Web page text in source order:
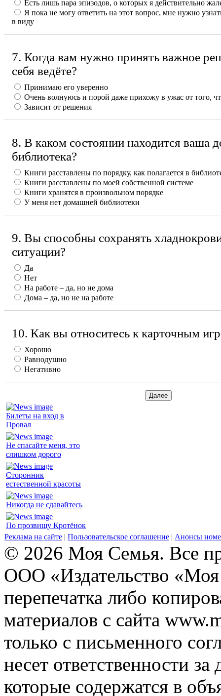
Есть лишь пара эпизодов, о которых я действительно
Я пока не могу ответить на этот вопрос, мне нужно
в виду
7. Когда вам нужно принять важное
себя ведёте?
Принимаю его уверенно
Очень волнуюсь и порой даже прихожу в ужас от того,
Зависит от решения
8. В каком состоянии находится ваша
библиотека?
Книги расставлены по порядку, как полагается в
Книги расставлены по моей собственной системе
Книги хранятся в произвольном порядке
У меня нет домашней библиотеки
9. Вы способны сохранять
ситуации?
Да
Нет
На работе – да, но не дома
Дома – да, но не на работе
10. Как вы относитесь к карточным
Хорошо
Равнодушно
Негативно
Билеты на вход в
Провал
Не спасайте меня, это
слишком дорого
Сторонник
естественной красоты
Никогда не сдавайтесь
По прозвищу Кротёнок
Реклама на сайте | Пользовательское соглашение | Анонсы
© 2026 Моя Семья. Все
ООО «Издательство
перепечатка либо
материалов с сайта
только с письменного
несет ответственности
которые содержатся в